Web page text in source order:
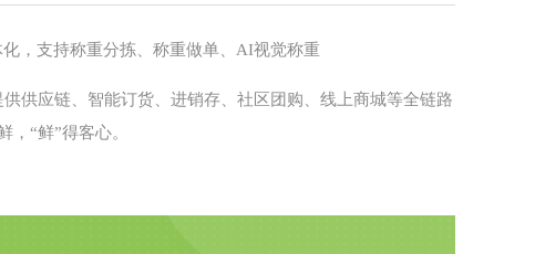
，支持称重分拣、称重做单、AI视觉称重
供应链、智能订货、进销存、社区团购、线上商城等全链路
，“鲜”得客心。